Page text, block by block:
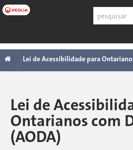
Pular
para
principal
Pesquisar
Navegação
principal
ESPECIALIZAÇÃO APLICAÇÕES
INDUSTRIAIS E
SDS
COA
Sobre
Carreiras
Trilha
Lei de Acessibilidade para
Lei de
Ontarianos com
(AODA)